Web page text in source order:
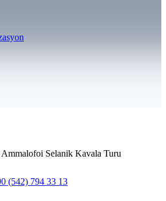
Selanik Kavala Turu
(542) 794 33 13